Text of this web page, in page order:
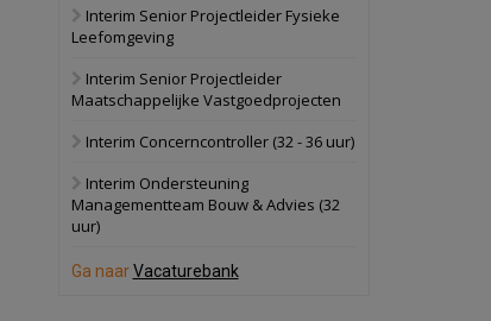
Bekijk
Schuinesloot
politiebureau
17 september 2026
Voormalig
Interim Senior Projectleider Fysieke
Leefomgeving
Interim Senior Projectleider
Maatschappelijke Vastgoedprojecten
Interim Concerncontroller (32 - 36 uur)
Interim Ondersteuning
Managementteam Bouw & Advies (32
uur)
Ga naarVacaturebank